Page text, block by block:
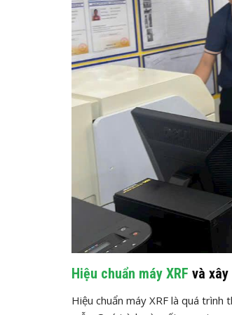
Hiệu chuẩn máy XRF và
Hiệu chuẩn máy XRF là quá